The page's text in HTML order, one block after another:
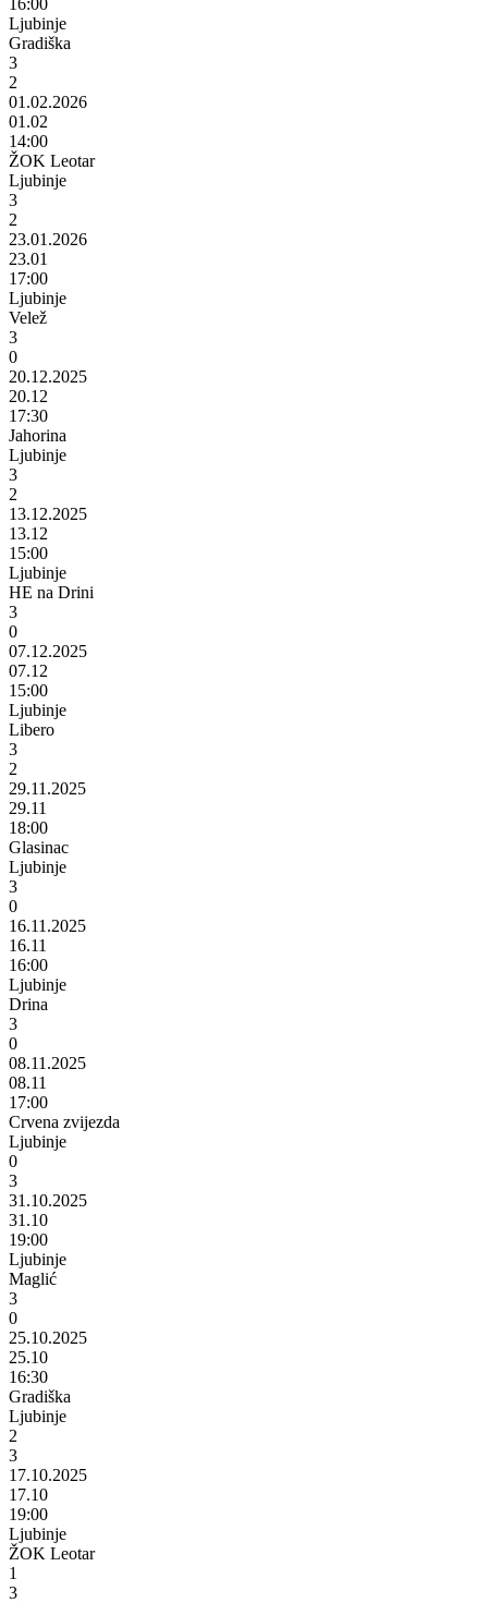
16:00
Ljubinje
Gradiška
3
2
01.02.2026
01.02
14:00
ŽOK Leotar
Ljubinje
3
2
23.01.2026
23.01
17:00
Ljubinje
Velež
3
0
20.12.2025
20.12
17:30
Jahorina
Ljubinje
3
2
13.12.2025
13.12
15:00
Ljubinje
HE na Drini
3
0
07.12.2025
07.12
15:00
Ljubinje
Libero
3
2
29.11.2025
29.11
18:00
Glasinac
Ljubinje
3
0
16.11.2025
16.11
16:00
Ljubinje
Drina
3
0
08.11.2025
08.11
17:00
Crvena zvijezda
Ljubinje
0
3
31.10.2025
31.10
19:00
Ljubinje
Maglić
3
0
25.10.2025
25.10
16:30
Gradiška
Ljubinje
2
3
17.10.2025
17.10
19:00
Ljubinje
ŽOK Leotar
1
3